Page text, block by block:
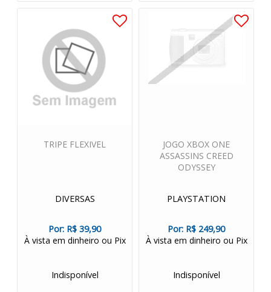
TRIPE FLEXIVEL
DIVERSAS
Por: R$ 39,90
À vista em dinheiro ou Pix
Indisponível
JOGO XBOX ONE
ASSASSINS CREED
ODYSSEY
PLAYSTATION
Por: R$ 249,90
À vista em dinheiro ou Pix
Indisponível